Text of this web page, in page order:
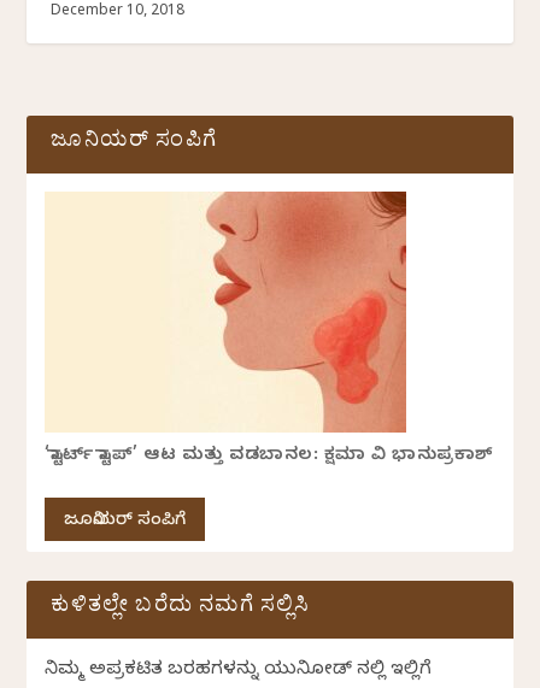
December 10, 2018
ಜೂನಿಯರ್ ಸಂಪಿಗೆ
‘ಸ್ಟಾರ್ಟ್ ಸ್ಟಾಪ್’ ಆಟ ಮತ್ತು ವಡಬಾನಲ: ಕ್ಷಮಾ ವಿ ಭಾನುಪ್ರಕಾಶ್
ಜೂನಿಯರ್ ಸಂಪಿಗೆ
ಕುಳಿತಲ್ಲೇ ಬರೆದು ನಮಗೆ ಸಲ್ಲಿಸಿ
ನಿಮ್ಮ ಅಪ್ರಕಟಿತ ಬರಹಗಳನ್ನು ಯುನಿಕೋಡ್ ನಲ್ಲಿ ಇಲ್ಲಿಗೆ